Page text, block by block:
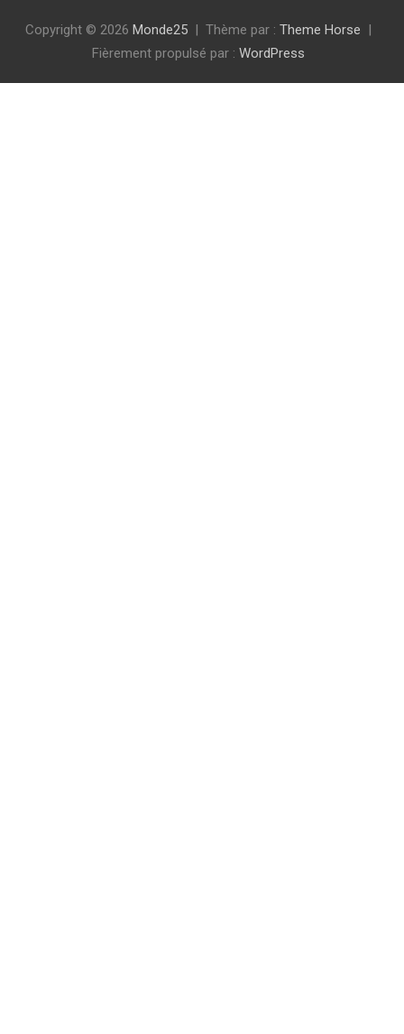
Copyright © 2026 Monde25 Thème par : Theme Horse
Fièrement propulsé par : WordPress